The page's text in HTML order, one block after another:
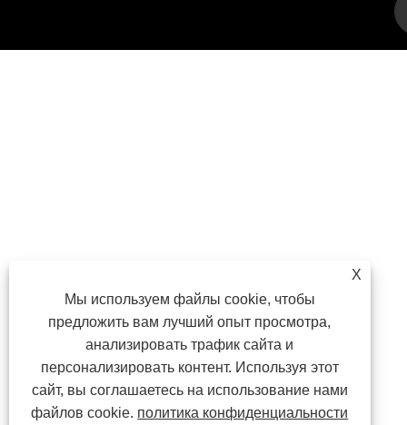
X
Мы используем файлы cookie, чтобы
предложить вам лучший опыт просмотра,
анализировать трафик сайта и
персонализировать контент. Используя этот
сайт, вы соглашаетесь на использование нами
файлов cookie. политика конфиденциальности